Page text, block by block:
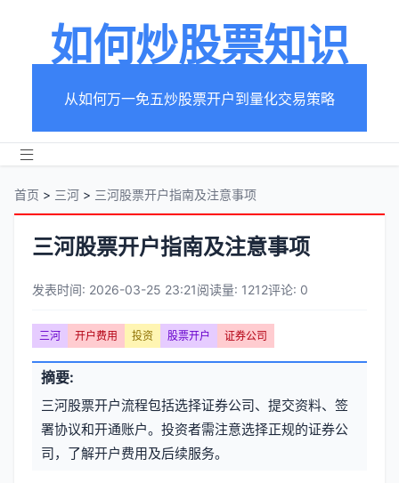
如何炒股票知识
从如何万一免五炒股票开户到量化交易策略
首页 > 三河 > 三河股票开户指南及注意事项
三河股票开户指南及注意事项
章
元
信
息
发表时间: 2026-03-25 23:21阅读量: 1212评论: 0
文
章
标
签
三河 开户费用 投资 股票开户 证券公司
摘要:
三河股票开户流程包括选择证券公司、提交资料、签
署协议和开通账户。投资者需注意选择正规的证券公
司，了解开户费用及后续服务。